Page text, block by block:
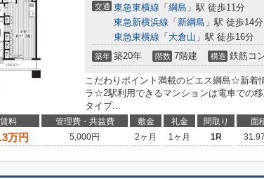
交通 東急東横線 「 綱島 」駅 徒歩11分
東急新横浜線 「 新綱島 」駅 徒歩14分
東急東横線 「 大倉山 」駅 徒歩16分
築年 築20年 階数 7階建 構造 鉄筋コ
こだわりポイント満載のピエス綱島☆新着
ラ☆2駅利用できるマンションは電車での
タイプ...
賃料 管理費・共益費 敷金 礼金 間取り 面
万円 5,000円 2ヶ月 1ヶ月 1R